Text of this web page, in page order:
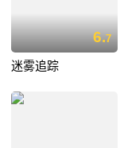
6.7
迷雾追踪